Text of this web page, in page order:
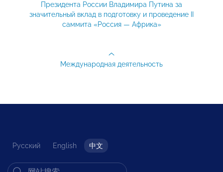
Президента России Владимира Путина за
значительный вклад в подготовку и проведение II
саммита «Россия — Африка»
Международная деятельность
Русский English 中文